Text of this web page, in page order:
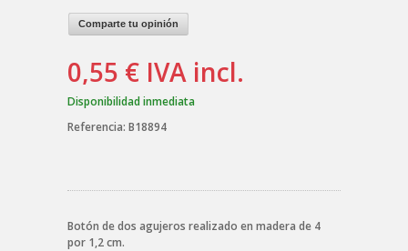
Comparte tu opinión
0,55 € IVA incl.
Disponibilidad inmediata
Referencia: B18894
Botón de dos agujeros realizado en madera de 4
por 1,2 cm.